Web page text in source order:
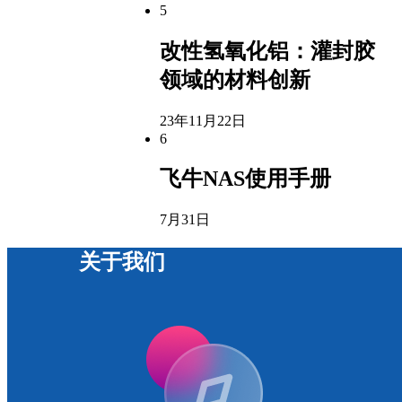
5
改性氢氧化铝：灌封胶
领域的材料创新
23年11月22日
6
飞牛NAS使用手册
7月31日
关于我们